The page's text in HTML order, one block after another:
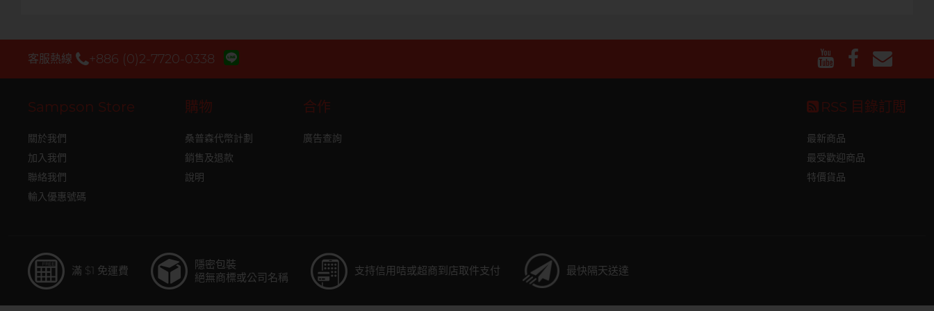
客服熱線 +886 (0)2-7720-0338
Sampson Store
關於我們
加入我們
聯絡我們
輸入優惠號碼
購物
桑普森代幣計劃
銷售及退款
說明
合作
廣告查詢
RSS 目錄訂閲
最新商品
最受歡迎商品
特價貨品
滿 $1 免運費
隱密包裝
絕無商標或公司名稱
支持信用咭或超商到店取件支付 最快隔天送達